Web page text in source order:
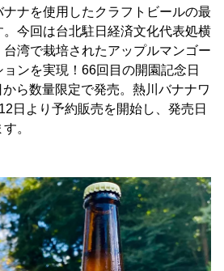
ナを使用したクラフトビールの最
今回は台北駐日経済文化代表処横
湾で栽培されたアップルマンゴー
ンを実現！66回目の開園記念日
ら数量限定で発売。熱川バナナワ
日より予約販売を開始し、発売日
。